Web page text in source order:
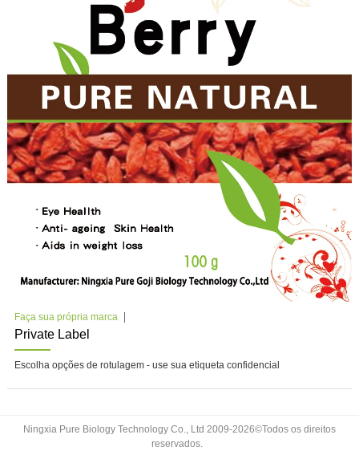
Faça sua própria marca
Private Label
Escolha opções de rotulagem - use sua etiqueta confidencial
Ningxia Pure Biology Technology Co., Ltd 2009-2026©Todos os direitos
reservados.